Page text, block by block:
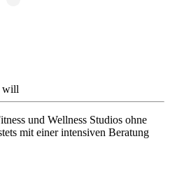
will
und Wellness Studios ohne
mit einer intensiven Beratung